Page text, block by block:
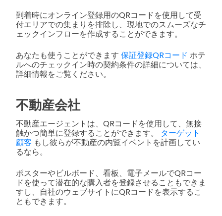
到着時にオンライン登録用のQRコードを使用して受
付エリアでの集まりを排除し、現地でのスムーズなチ
ェックインフローを作成することができます。
あなたも使うことができます 保証登録QRコード ホテ
ルへのチェックイン時の契約条件の詳細については、
詳細情報をご覧ください。
不動産会社
不動産エージェントは、QRコードを使用して、無接
触かつ簡単に登録することができます。 ターゲット
顧客 もし彼らが不動産の内覧イベントを計画してい
るなら。
ポスターやビルボード、看板、電子メールでQRコー
ドを使って潜在的な購入者を登録させることもできま
すし、自社のウェブサイトにQRコードを表示するこ
ともできます。